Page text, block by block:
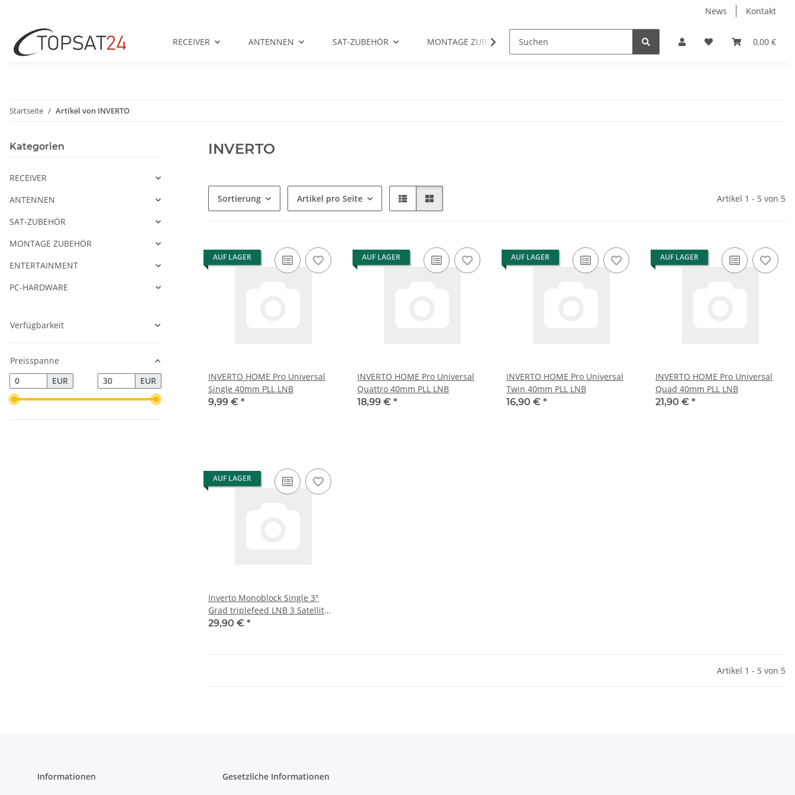
News Kontakt
0,00 €
RECEIVER ANTENNEN SAT-ZUBEHÖR MONTAGE ZUBEHÖR ENTERTAINMENT PC-HARDWARE
Startseite Artikel von INVERTO
INVERTO
Sortierung Artikel pro Seite Artikel 1 - 5 von 5
AUF LAGER
INVERTO HOME Pro Universal
Single 40mm PLL LNB
9,99 € *
AUF LAGER
INVERTO HOME Pro Universal
Quattro 40mm PLL LNB
18,99 € *
AUF LAGER
INVERTO HOME Pro Universal
Twin 40mm PLL LNB
16,90 € *
AUF LAGER
INVERTO HOME Pro Universal
Quad 40mm PLL LNB
21,90 € *
AUF LAGER
Inverto Monoblock Single 3°
Grad triplefeed LNB 3 Satellit
13°/ 16°/ 19.2°E
29,90 € *
Artikel 1 - 5 von 5
Kategorien
RECEIVER
ANTENNEN
SAT-ZUBEHÖR
MONTAGE ZUBEHÖR
ENTERTAINMENT
PC-HARDWARE
Verfügbarkeit
Preisspanne
EUR
EUR
Informationen Gesetzliche Informationen